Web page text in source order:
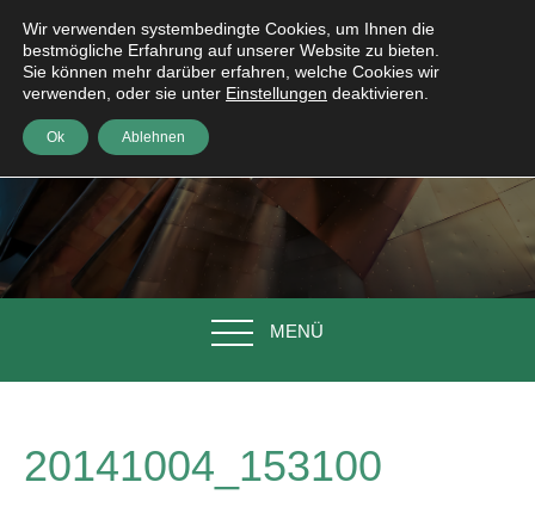
MENÜ
20141004_153100
Wir verwenden systembedingte Cookies, um Ihnen die
bestmögliche Erfahrung auf unserer Website zu bieten.
Sie können mehr darüber erfahren, welche Cookies wir
verwenden, oder sie unter Einstellungen deaktivieren.
Ok Ablehnen